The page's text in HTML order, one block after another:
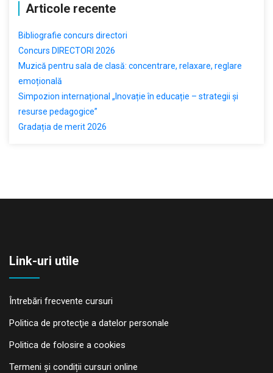
Articole recente
Bibliografie concurs directori
Concurs DIRECTORI 2026
Muzică pentru sala de clasă: concentrare, relaxare, reglare
emoțională
Simpozion internațional „Inovație în educație – strategii și
resurse pedagogice”
Gradația de merit 2026
Link-uri utile
Întrebări frecvente cursuri
Politica de protecţie a datelor personale
Politica de folosire a cookies
Termeni și condiții cursuri online